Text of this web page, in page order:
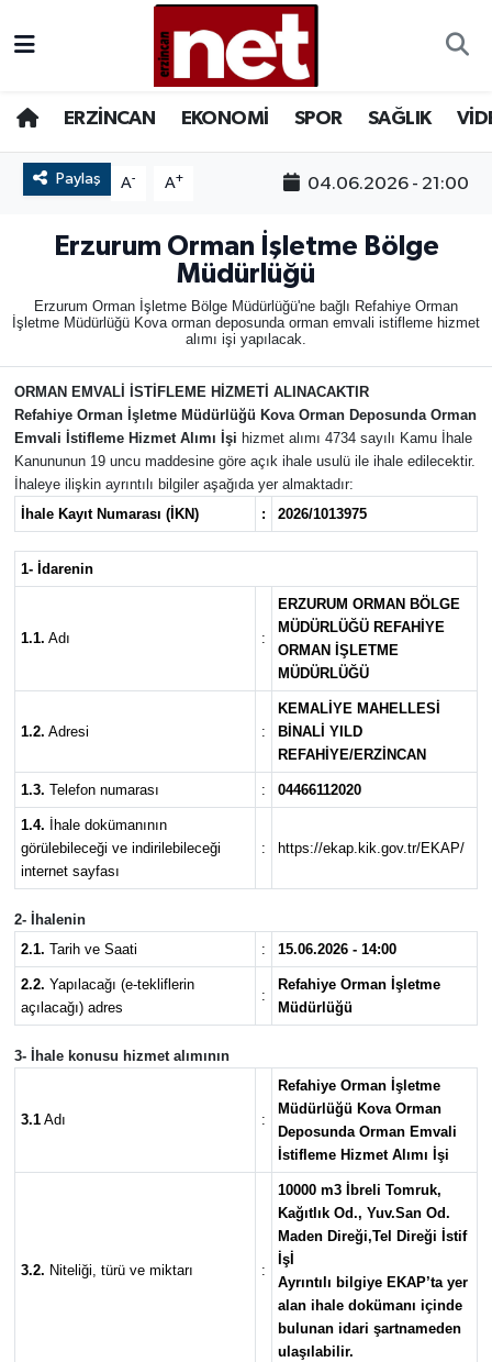
ERZİNCAN EKONOMİ SPOR SAĞLIK
Paylaş A- A+ 04.06.2026 - 21:00
Erzurum Orman İşletme Bölge
Müdürlüğü
Erzurum Orman İşletme Bölge Müdürlüğü'ne bağlı Refahiye Orman
İşletme Müdürlüğü Kova orman deposunda orman emvali istifleme hizmet
alımı işi yapılacak.
ORMAN EMVALİ İSTİFLEME HİZMETİ ALINACAKTIR
Refahiye Orman İşletme Müdürlüğü Kova Orman Deposunda Orman
Emvali İstifleme Hizmet Alımı İşi hizmet alımı 4734 sayılı Kamu İhale
Kanununun 19 uncu maddesine göre açık ihale usulü ile ihale edilecektir.
İhaleye ilişkin ayrıntılı bilgiler aşağıda yer almaktadır:
İhale Kayıt Numarası (İKN)
: 2026/1013975
1- İdarenin
1.1. Adı :
ERZURUM ORMAN BÖLGE
MÜDÜRLÜĞÜ REFAHİYE
ORMAN İŞLETME
MÜDÜRLÜĞÜ
1.2. Adresi :
KEMALİYE MAHELLESİ
BİNALİ YILD
REFAHİYE/ERZİNCAN
1.3. Telefon numarası : 04466112020
1.4. İhale dokümanının
görülebileceği ve indirilebileceği
internet sayfası
: https://ekap.kik.gov.tr/EKAP/
2- İhalenin
2.1. Tarih ve Saati : 15.06.2026 - 14:00
2.2. Yapılacağı (e-tekliflerin
açılacağı) adres
:
Refahiye Orman İşletme
Müdürlüğü
3- İhale konusu hizmet alımının
3.1Adı :
Refahiye Orman İşletme
Müdürlüğü Kova Orman
Deposunda Orman Emvali
İstifleme Hizmet Alımı İşi
3.2. Niteliği, türü ve miktarı :
10000 m3 İbreli Tomruk,
Kağıtlık Od., Yuv.San Od.
Maden Direği,Tel Direği İstif
İşİ
Ayrıntılı bilgiye EKAP’ta yer
alan ihale dokümanı içinde
bulunan idari şartnameden
ulaşılabilir.
AKADEMİK YAZILAR
BÖLGE
EĞİTİM
EKONOMİ
GAZETEMİZ
GÜNCEL
İLAN
İLÇELER
ÖZEL HABER
SAĞLIK
SÜRMANŞET
TARIM
VİDEO HABER
Merkez Nöbetçi Eczaneler
Merkez Trafik Yoğunluk Haritası
Süper Lig Puan Durumu ve Fikstür
Tüm Manşetler
Son Dakika Haberleri
Haber Arşivi